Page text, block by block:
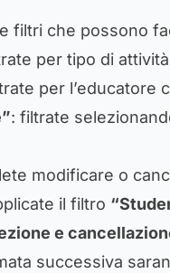
filtri che possono
per tipo di
per l’educatore
: filtrate
modificare o
il filtro
e
successiva